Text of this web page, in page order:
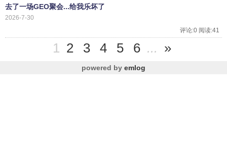
去了一场GEO聚会...给我乐坏了
2026-7-30
评论:0 阅读:41
1 2 3 4 5 6 ... »
powered by emlog